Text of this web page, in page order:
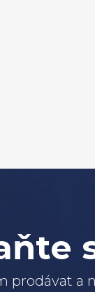
prodávat a